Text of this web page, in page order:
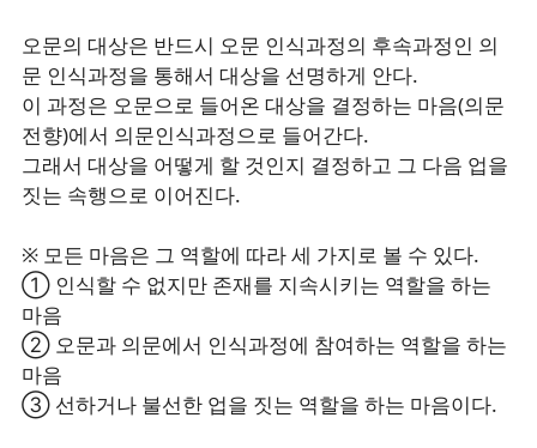
오문의 대상은 반드시 오문 인식과정의 후속과정인 의
문 인식과정을 통해서 대상을 선명하게 안다.
이 과정은 오문으로 들어온 대상을 결정하는 마음(의문
전향)에서 의문인식과정으로 들어간다.
그래서 대상을 어떻게 할 것인지 결정하고 그 다음 업을
짓는 속행으로 이어진다.
※ 모든 마음은 그 역할에 따라 세 가지로 볼 수 있다.
① 인식할 수 없지만 존재를 지속시키는 역할을 하는
마음
② 오문과 의문에서 인식과정에 참여하는 역할을 하는
마음
③ 선하거나 불선한 업을 짓는 역할을 하는 마음이다.